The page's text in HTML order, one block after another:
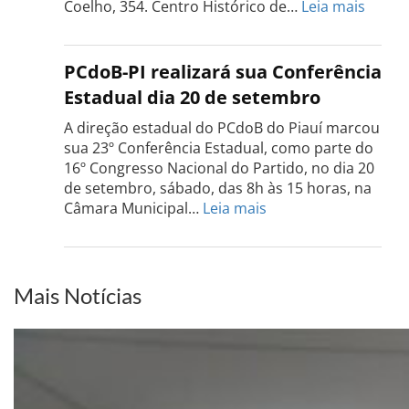
Coelho, 354. Centro Histórico de… Leia mais
do
PCdoB
Rio
do
Sul
dia
PCdoB-PI realizará sua Conferência
Estadual dia 20 de setembro
A direção estadual do PCdoB do Piauí marcou
sua 23º Conferência Estadual, como parte do
16º Congresso Nacional do Partido, no dia 20
de setembro, sábado, das 8h às 15 horas, na
Câmara Municipal… Leia mais
PI
Estadual
Mais Notícias